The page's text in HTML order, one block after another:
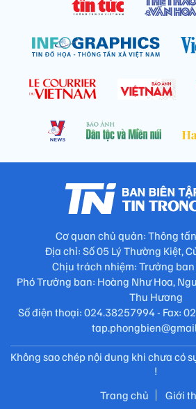
Cơ quan chủ quản: Thông
Địa chỉ: Số 05 Lý Thường Kiệt,
Chịu trách nhiệm: Trưởng ban
Phó Trưởng ban: Hoàng Như Hoa,
Thu Hương
Số điện thoại: 024.38257994 - Fax:
Không sao chép nội dung khi chưa có
!
Trang chủ
Giới